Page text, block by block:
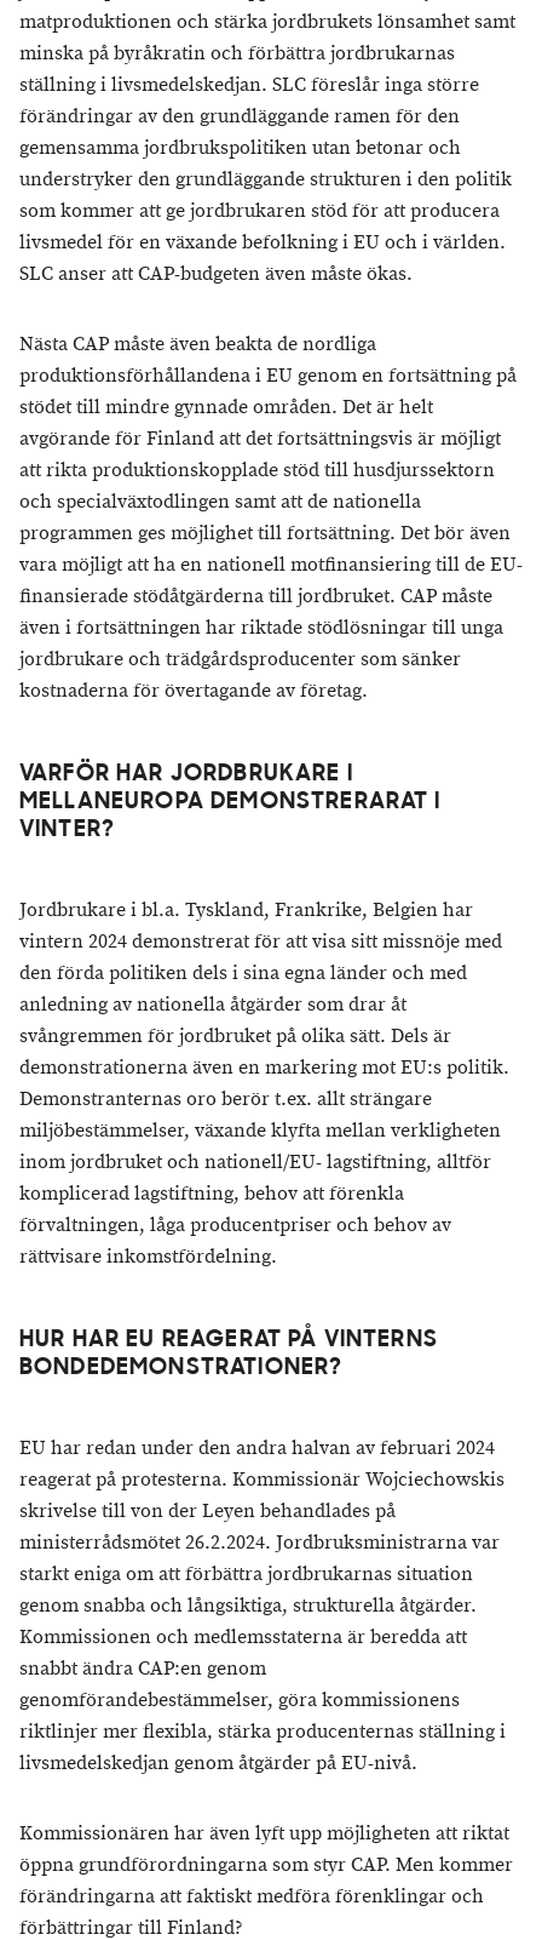
matproduktionen och stärka jordbrukets lönsamhet samt
minska på byråkratin och förbättra jordbrukarnas
ställning i livsmedelskedjan. SLC föreslår inga större
förändringar av den grundläggande ramen för den
gemensamma jordbrukspolitiken utan betonar och
understryker den grundläggande strukturen i den politik
som kommer att ge jordbrukaren stöd för att producera
livsmedel för en växande befolkning i EU och i världen.
SLC anser att CAP-budgeten även måste ökas.
Nästa CAP måste även beakta de nordliga
produktionsförhållandena i EU genom en fortsättning på
stödet till mindre gynnade områden. Det är helt
avgörande för Finland att det fortsättningsvis är möjligt
att rikta produktionskopplade stöd till husdjurssektorn
och specialväxtodlingen samt att de nationella
programmen ges möjlighet till fortsättning. Det bör även
vara möjligt att ha en nationell motfinansiering till de EU-
finansierade stödåtgärderna till jordbruket. CAP måste
även i fortsättningen har riktade stödlösningar till unga
jordbrukare och trädgårdsproducenter som sänker
kostnaderna för övertagande av företag.
VARFÖR HAR JORDBRUKARE I
MELLANEUROPA DEMONSTRERARAT I
VINTER?
Jordbrukare i bl.a. Tyskland, Frankrike, Belgien har
vintern 2024 demonstrerat för att visa sitt missnöje med
den förda politiken dels i sina egna länder och med
anledning av nationella åtgärder som drar åt
svångremmen för jordbruket på olika sätt. Dels är
demonstrationerna även en markering mot EU:s politik.
Demonstranternas oro berör t.ex. allt strängare
miljöbestämmelser, växande klyfta mellan verkligheten
inom jordbruket och nationell/EU- lagstiftning, alltför
komplicerad lagstiftning, behov att förenkla
förvaltningen, låga producentpriser och behov av
rättvisare inkomstfördelning.
HUR HAR EU REAGERAT PÅ VINTERNS
BONDEDEMONSTRATIONER?
EU har redan under den andra halvan av februari 2024
reagerat på protesterna. Kommissionär Wojciechowskis
skrivelse till von der Leyen behandlades på
ministerrådsmötet 26.2.2024. Jordbruksministrarna var
starkt eniga om att förbättra jordbrukarnas situation
genom snabba och långsiktiga, strukturella åtgärder.
Kommissionen och medlemsstaterna är beredda att
snabbt ändra CAP:en genom
genomförandebestämmelser, göra kommissionens
riktlinjer mer flexibla, stärka producenternas ställning i
livsmedelskedjan genom åtgärder på EU-nivå.
Kommissionären har även lyft upp möjligheten att riktat
öppna grundförordningarna som styr CAP. Men kommer
förändringarna att faktiskt medföra förenklingar och
förbättringar till Finland?